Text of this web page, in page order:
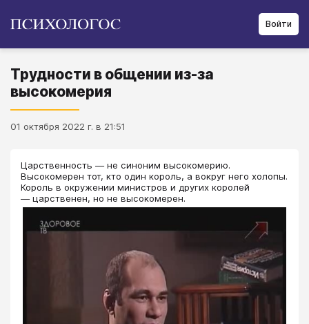
Войти
Трудности в общении из-за
высокомерия
01 октября 2022 г. в 21:51
Царственность — не синоним высокомерию.
Высокомерен тот, кто один король, а вокруг него холопы.
Король в окружении министров и других королей
— царственен, но не высокомерен.